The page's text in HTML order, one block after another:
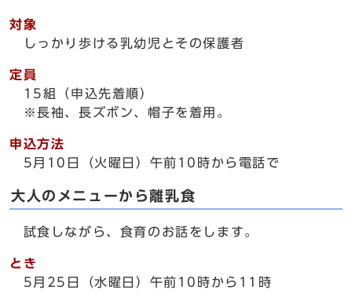
対象
しっかり歩ける乳幼児とその保護者
定員
15組（申込先着順）
※長袖、長ズボン、帽子を着用。
申込方法
5月10日（火曜日）午前10時から電話で
大人のメニューから離乳食
試食しながら、食育のお話をします。
とき
5月25日（水曜日）午前10時から11時